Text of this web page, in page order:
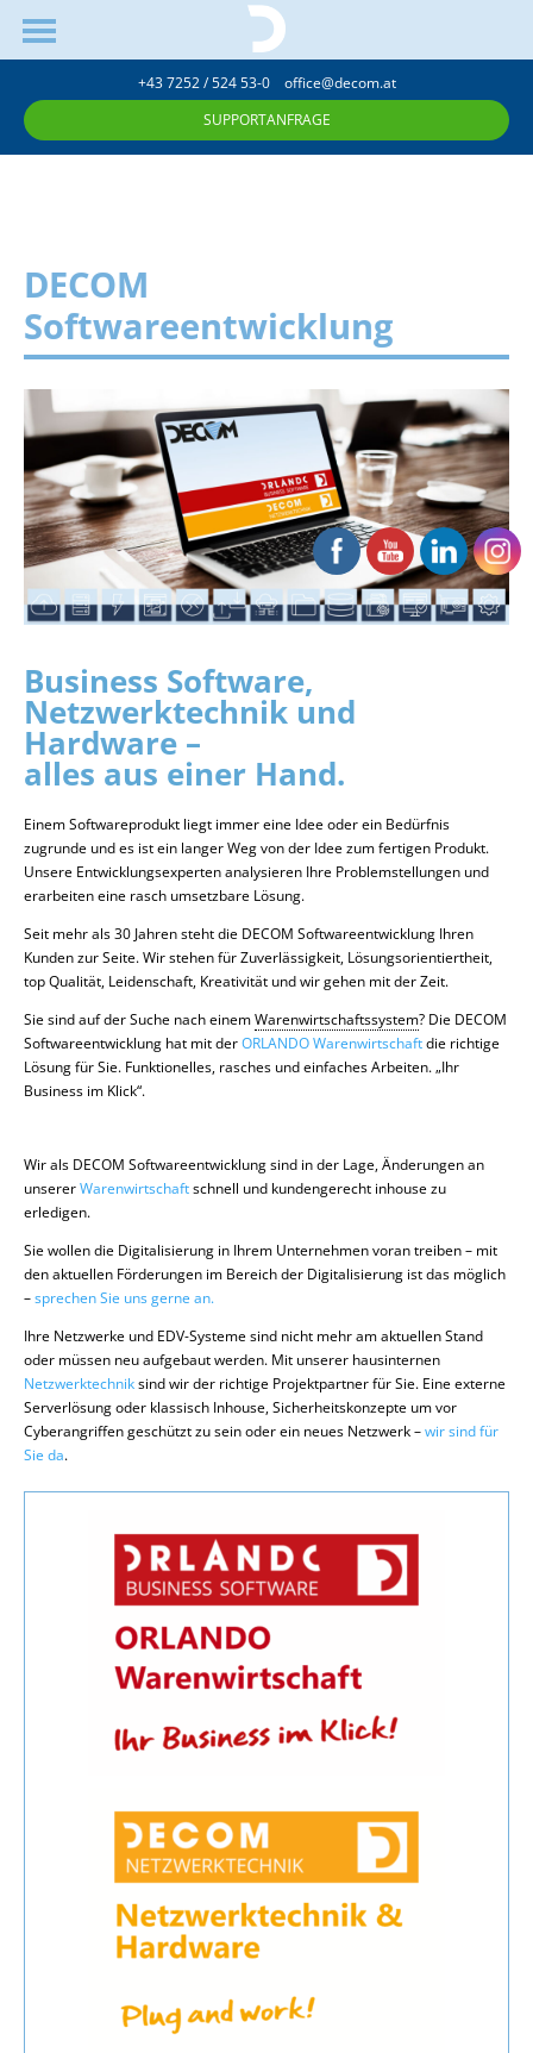
+43 7252 / 524 53-0 office@decom.at
SUPPORTANFRAGE
DECOM
Softwareentwicklung
Business Software,
Netzwerktechnik und
Hardware –
alles aus einer Hand.
Einem Softwareprodukt liegt immer eine Idee oder ein Bedürfnis
zugrunde und es ist ein langer Weg von der Idee zum fertigen Produkt.
Unsere Entwicklungsexperten analysieren Ihre Problemstellungen und
erarbeiten eine rasch umsetzbare Lösung.
Seit mehr als 30 Jahren steht die DECOM Softwareentwicklung Ihren
Kunden zur Seite. Wir stehen für Zuverlässigkeit, Lösungsorientiertheit,
top Qualität, Leidenschaft, Kreativität und wir gehen mit der Zeit.
Sie sind auf der Suche nach einemWarenwirtschaftssystem? Die DECOM
Softwareentwicklung hat mit derORLANDO Warenwirtschaftdie richtige
Lösung für Sie. Funktionelles, rasches und einfaches Arbeiten. „Ihr
Business im Klick“.
Wir als DECOM Softwareentwicklung sind in der Lage, Änderungen an
unsererWarenwirtschaftschnell und kundengerecht inhouse zu
erledigen.
Sie wollen die Digitalisierung in Ihrem Unternehmen voran treiben – mit
den aktuellen Förderungen im Bereich der Digitalisierung ist das möglich
–sprechen Sie uns gerne an.
Ihre Netzwerke und EDV-Systeme sind nicht mehr am aktuellen Stand
oder müssen neu aufgebaut werden. Mit unserer hausinternen
Netzwerktechniksind wir der richtige Projektpartner für Sie. Eine externe
Serverlösung oder klassisch Inhouse, Sicherheitskonzepte um vor
Cyberangriffen geschützt zu sein oder ein neues Netzwerk –wir sind für
Sie da.